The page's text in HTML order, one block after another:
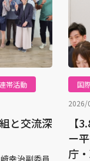
帯活動
と交流深
国
2026/
【
ー
庁